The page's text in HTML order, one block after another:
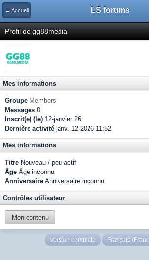
← Accueil LS forums
Profil de gg88media
Mes informations
Groupe Members
Messages 0
Inscrit(e) (le) 12-janvier 26
Dernière activité janv. 12 2026 11:52
Mes informations
Titre Nouveau / peu actif
Âge Âge inconnu
Anniversaire Anniversaire inconnu
Contrôles utilisateur
Mon contenu
Version complète Français